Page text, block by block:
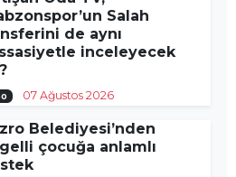
Salah
de aynı
inceleyecek
07 Ağustos 2026
Belediyesi’nden
çocuğa anlamlı